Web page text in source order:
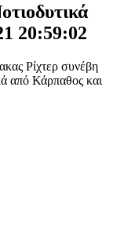
20:59:02
Ρίχτερ συνέβη
από Κάρπαθος και